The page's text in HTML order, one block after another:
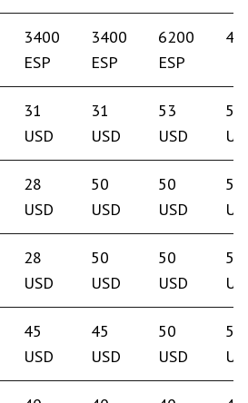
3400
ESP
3400
ESP
6200
ESP
40
31
USD
31
USD
53
USD
50
28
USD
50
USD
50
USD
50
28
USD
50
USD
50
USD
50
45
USD
45
USD
50
USD
50